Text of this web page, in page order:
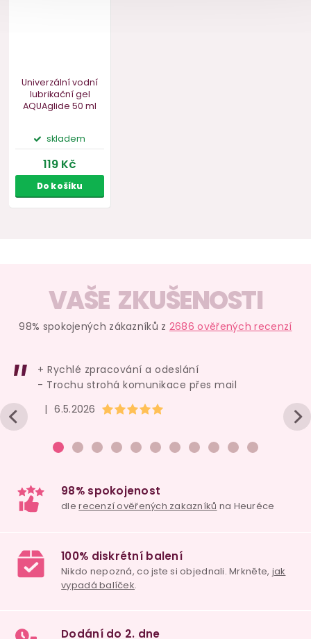
lubrikační gel
AQUAglide50 ml
119 Kč
VAŠE ZKUŠENOSTI
98% spokojených zákazníků z 2686 ověřených recenzí
Hodnocení obchodu je 5 z 5 hvězdiček.
| 6.5.2026
+ Rychlé zpracování a odeslání
- Trochu strohá komunikace přes mail